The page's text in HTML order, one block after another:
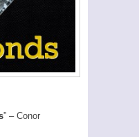
” – Conor